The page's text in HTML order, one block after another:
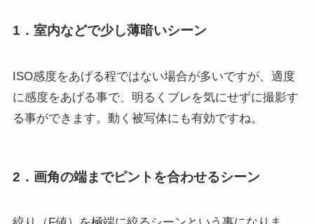
1．室内などで少し薄暗いシーン
ISO感度をあげる程ではない場合が多いですが、適度
に感度をあげる事で、明るくブレを気にせずに撮影す
る事ができます。動く被写体にも有効ですね。
2．画角の端までピントを合わせるシーン